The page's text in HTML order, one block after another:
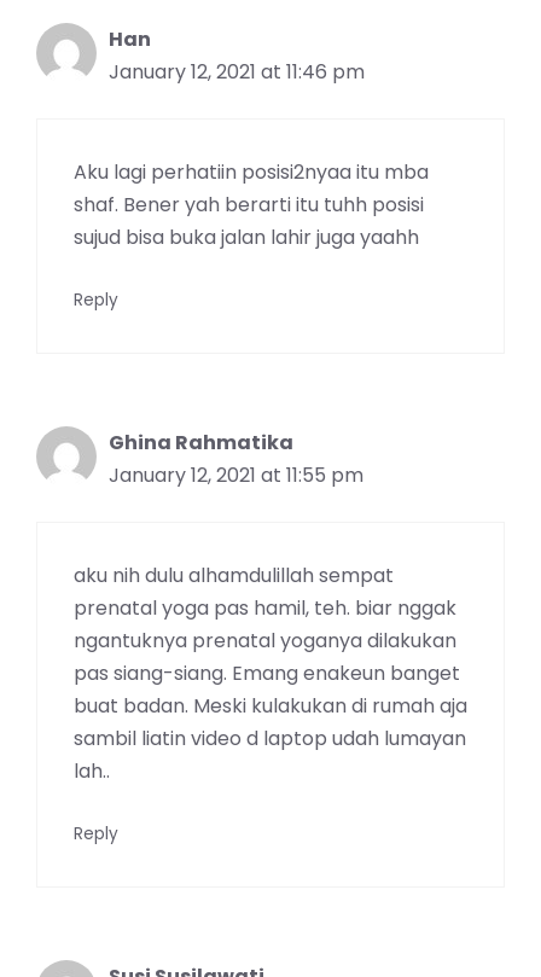
Han
January 12, 2021 at 11:46 pm
Aku lagi perhatiin posisi2nyaa itu mba
shaf. Bener yah berarti itu tuhh posisi
sujud bisa buka jalan lahir juga yaahh
Reply
Ghina Rahmatika
January 12, 2021 at 11:55 pm
aku nih dulu alhamdulillah sempat
prenatal yoga pas hamil, teh. biar nggak
ngantuknya prenatal yoganya dilakukan
pas siang-siang. Emang enakeun banget
buat badan. Meski kulakukan di rumah aja
sambil liatin video d laptop udah lumayan
lah..
Reply